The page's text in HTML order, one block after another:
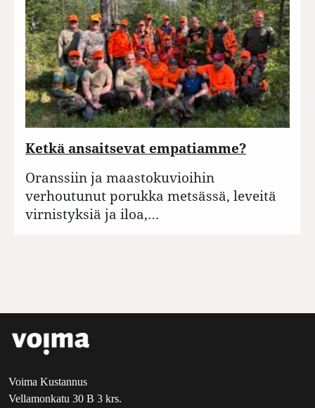
Ketkä ansaitsevat empatiamme?
Oranssiin ja maastokuvioihin
verhoutunut porukka metsässä, leveitä
virnistyksiä ja iloa,…
Voima Kustannus
Vellamonkatu 30 B 3 krs.